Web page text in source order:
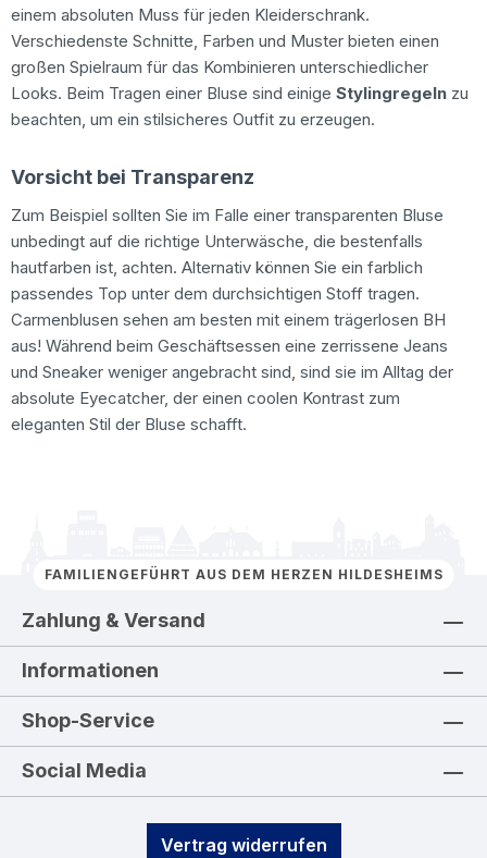
einem absoluten Muss für jeden Kleiderschrank.
Verschiedenste Schnitte, Farben und Muster bieten einen
großen Spielraum für das Kombinieren unterschiedlicher
Looks. Beim Tragen einer Bluse sind einige Stylingregeln zu
beachten, um ein stilsicheres Outfit zu erzeugen.
Vorsicht bei Transparenz
Zum Beispiel sollten Sie im Falle einer transparenten Bluse
unbedingt auf die richtige Unterwäsche, die bestenfalls
hautfarben ist, achten. Alternativ können Sie ein farblich
passendes Top unter dem durchsichtigen Stoff tragen.
Carmenblusen sehen am besten mit einem trägerlosen BH
aus! Während beim Geschäftsessen eine zerrissene Jeans
und Sneaker weniger angebracht sind, sind sie im Alltag der
absolute Eyecatcher, der einen coolen Kontrast zum
eleganten Stil der Bluse schafft.
FAMILIENGEFÜHRT AUS DEM HERZEN HILDESHEIMS
Zahlung & Versand
Informationen
Shop-Service
Social Media
Vertrag widerrufen